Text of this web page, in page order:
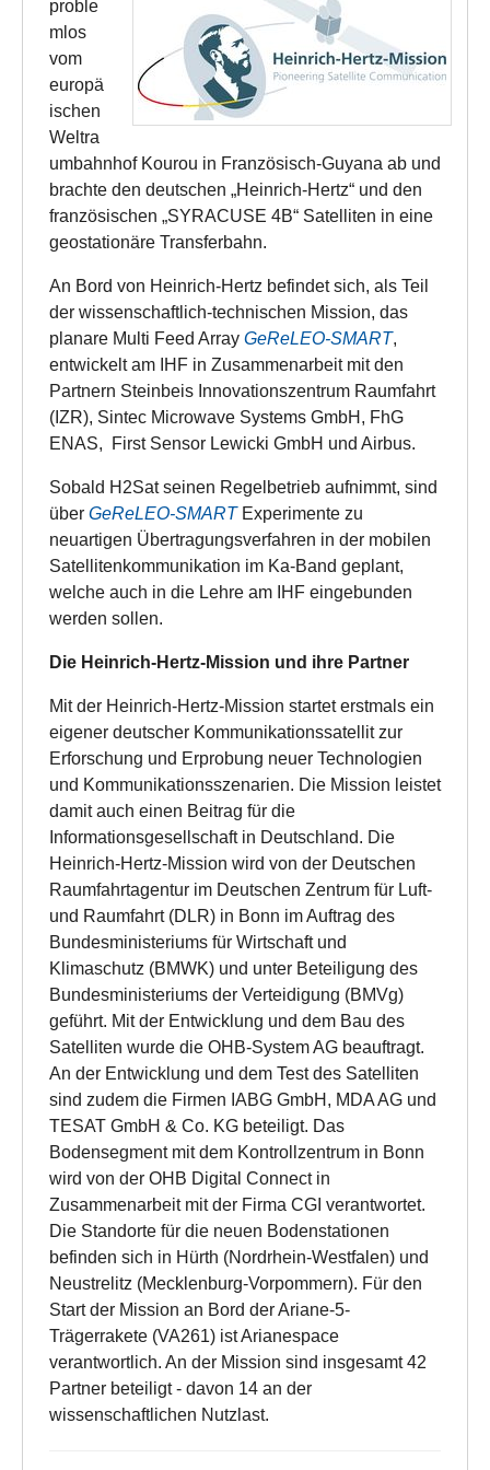
proble
mlos
vom
europä
ischen
Weltra
umbahnhof Kourou in Französisch-Guyana ab und
brachte den deutschen „Heinrich-Hertz“ und den
französischen „SYRACUSE 4B“ Satelliten in eine
geostationäre Transferbahn.
An Bord von Heinrich-Hertz befindet sich, als Teil
der wissenschaftlich-technischen Mission, das
planare Multi Feed Array GeReLEO-SMART,
entwickelt am IHF in Zusammenarbeit mit den
Partnern Steinbeis Innovationszentrum Raumfahrt
(IZR), Sintec Microwave Systems GmbH, FhG
ENAS, First Sensor Lewicki GmbH und Airbus.
Sobald H2Sat seinen Regelbetrieb aufnimmt, sind
über GeReLEO-SMARTExperimente zu
neuartigen Übertragungsverfahren in der mobilen
Satellitenkommunikation im Ka-Band geplant,
welche auch in die Lehre am IHF eingebunden
werden sollen.
Die Heinrich-Hertz-Mission und ihre Partner
Mit der Heinrich-Hertz-Mission startet erstmals ein
eigener deutscher Kommunikationssatellit zur
Erforschung und Erprobung neuer Technologien
und Kommunikationsszenarien. Die Mission leistet
damit auch einen Beitrag für die
Informationsgesellschaft in Deutschland. Die
Heinrich-Hertz-Mission wird von der Deutschen
Raumfahrtagentur im Deutschen Zentrum für Luft-
und Raumfahrt (DLR) in Bonn im Auftrag des
Bundesministeriums für Wirtschaft und
Klimaschutz (BMWK) und unter Beteiligung des
Bundesministeriums der Verteidigung (BMVg)
geführt. Mit der Entwicklung und dem Bau des
Satelliten wurde die OHB-System AG beauftragt.
An der Entwicklung und dem Test des Satelliten
sind zudem die Firmen IABG GmbH, MDA AG und
TESAT GmbH & Co. KG beteiligt. Das
Bodensegment mit dem Kontrollzentrum in Bonn
wird von der OHB Digital Connect in
Zusammenarbeit mit der Firma CGI verantwortet.
Die Standorte für die neuen Bodenstationen
befinden sich in Hürth (Nordrhein-Westfalen) und
Neustrelitz (Mecklenburg-Vorpommern). Für den
Start der Mission an Bord der Ariane-5-
Trägerrakete (VA261) ist Arianespace
verantwortlich. An der Mission sind insgesamt 42
Partner beteiligt - davon 14 an der
wissenschaftlichen Nutzlast.